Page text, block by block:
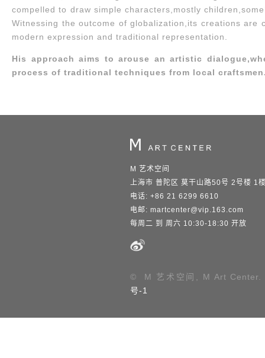
compelled to draw simple characters,mostly
Witnessing the outcome of globalization,its creations
modern expression and traditional representation.
His approach aims to arouse an artistic
process of traditional techniques from local
M 艺术空间
上海市 普陀区 莫干山路50号 2号楼 1
电话: +86 21 6299 6610
电邮: martcenter@vip.163.com
每周二 到 周六 10:30-18:30 开放
© M 艺术空间, M Art
号-1